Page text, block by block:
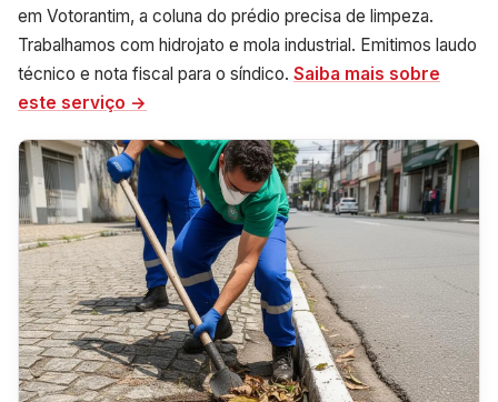
em Votorantim, a coluna do prédio precisa de limpeza.
Trabalhamos com hidrojato e mola industrial. Emitimos laudo
técnico e nota fiscal para o síndico. Saiba mais sobre
este serviço →